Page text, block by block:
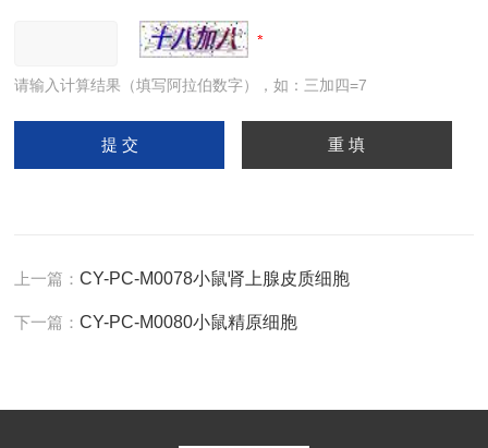
请输入计算结果（填写阿拉伯数字），如：三加四=7
上一篇：CY-PC-M0078小鼠肾上腺皮质细胞
下一篇：CY-PC-M0080小鼠精原细胞